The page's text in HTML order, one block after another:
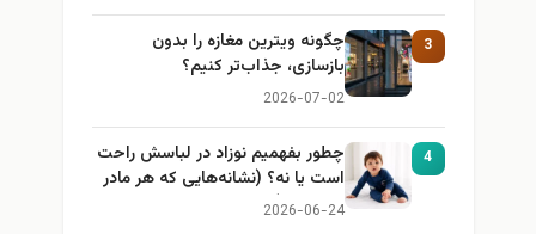
3
چگونه ویترین مغازه را بدون
بازسازی، جذاب‌تر کنیم؟
2026-07-02
4
چطور بفهمیم نوزاد در لباسش راحت
است یا نه؟ (نشانه‌هایی که هر مادر
باید بداند)
2026-06-24